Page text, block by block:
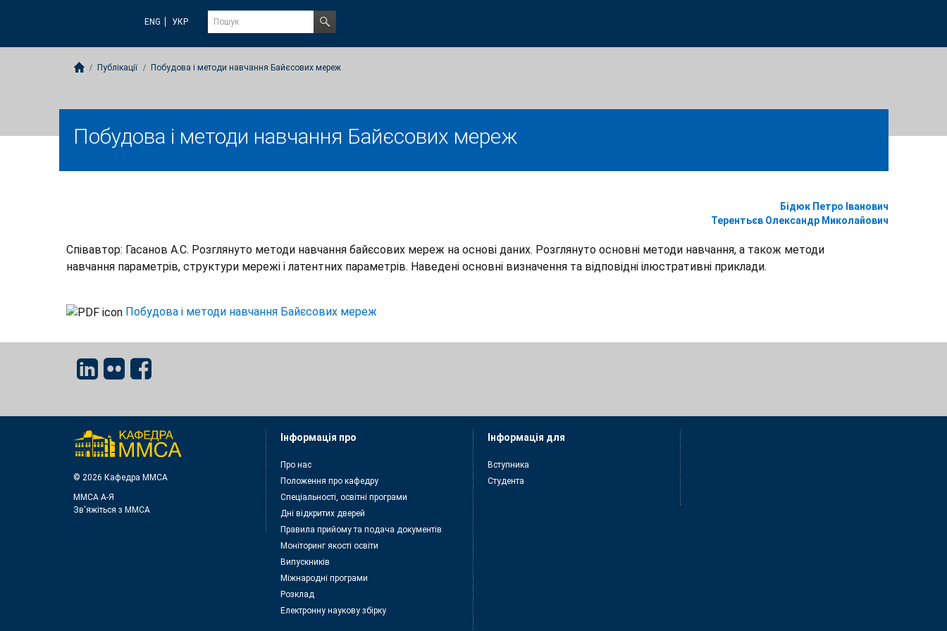
ENG УКР
Публікації Побудова і методи навчання Байєсових мереж
Побудова і методи навчання Байєсових мереж
Бідюк Петро Іванович
Терентьєв Олександр Миколайович
Співавтор: Гасанов А.С. Розглянуто методи навчання байєсових мереж на основі даних. Розглянуто основні методи навчання, а також методи
навчання параметрів, структури мережі і латентних параметрів. Наведені основні визначення та відповідні ілюстративні приклади.
Побудова і методи навчання Байєсових мереж
© 2026 Кафедра ММСА
ММСА A-Я
Зв'яжіться з MMСА
Інформація про
Про нас
Положення про кафедру
Спеціальності, освітні програми
Дні відкритих дверей
Правила прийому та подача документiв
Моніторинг якості освіти
Випускників
Міжнародні програми
Розклад
Електронну наукову збірку
Інформація для
Вступника
Студента